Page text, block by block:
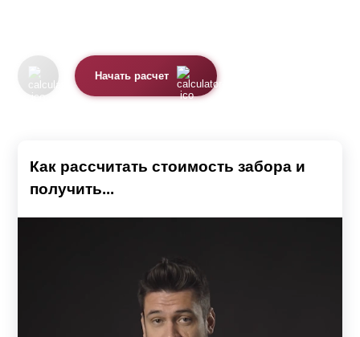
Начать расчет
Как рассчитать стоимость забора и
получить...